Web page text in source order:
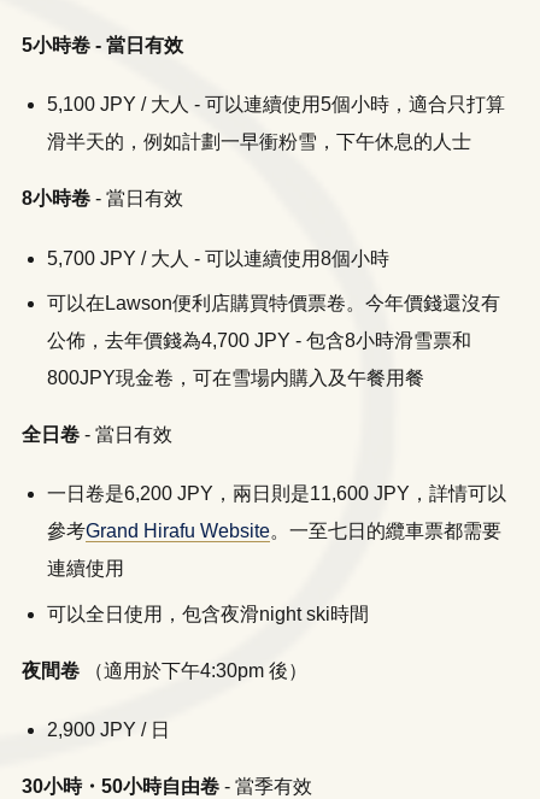
5小時卷 - 當日有效
5,100 JPY / 大人 - 可以連續使用5個小時，適合只打算
滑半天的，例如計劃一早衝粉雪，下午休息的人士
8小時卷- 當日有效
​5,700 JPY / 大人 - 可以連續使用8個小時
可以在Lawson便利店購買特價票卷。今年價錢還沒有
公佈，去年價錢為4,700 JPY - 包含8小時滑雪票和
800JPY現金卷，可在雪場内購入及午餐用餐
全日卷- 當日有效
一日卷是6,200 JPY，兩日則是11,600 JPY，詳情可以
參考Grand Hirafu Website。一至七日的纜車票都需要
連續使用
可以全日使用，包含夜滑night ski時間
夜間卷（適用於下午4:30pm 後）
2,900 JPY / 日
30小時・50小時自由卷- 當季有效